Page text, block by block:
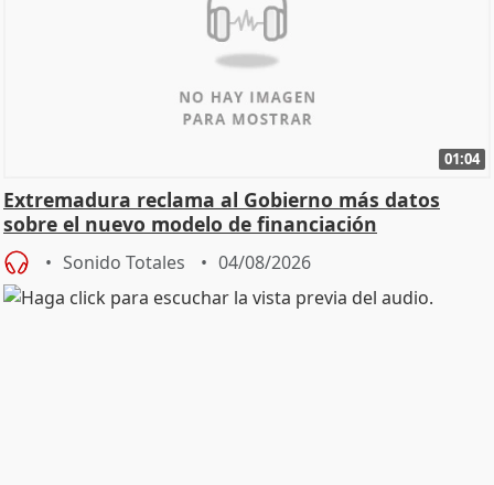
01:04
Extremadura reclama al Gobierno más datos
sobre el nuevo modelo de financiación
Sonido Totales 04/08/2026